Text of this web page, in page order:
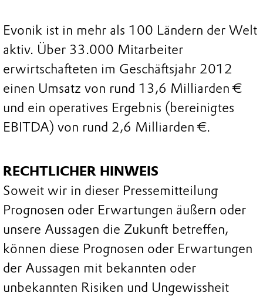
Evonik ist in mehr als 100 Ländern der Welt
aktiv. Über 33.000 Mitarbeiter
erwirtschafteten im Geschäftsjahr 2012
einen Umsatz von rund 13,6 Milliarden €
und ein operatives Ergebnis (bereinigtes
EBITDA) von rund 2,6 Milliarden €.
RECHTLICHER HINWEIS
Soweit wir in dieser Pressemitteilung
Prognosen oder Erwartungen äußern oder
unsere Aussagen die Zukunft betreffen,
können diese Prognosen oder Erwartungen
der Aussagen mit bekannten oder
unbekannten Risiken und Ungewissheit